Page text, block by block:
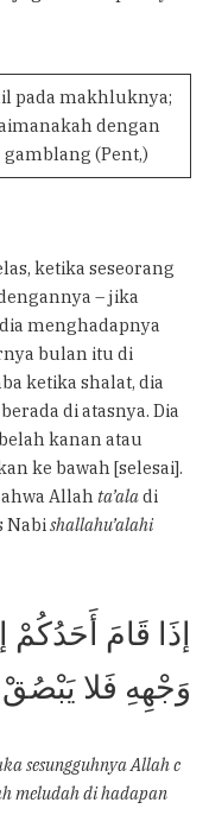
pada makhluknya;
dengan
(Pent,)
ketika seseorang
– jika
menghadapnya
bulan itu di
ketika shalat, dia
di atasnya. Dia
kanan atau
ke bawah [selesai].
Allah ta’aladi
Nabi shallahu’alahi
إذَا قَامَ أَحَدُكُمْ
وَجْهِهِ فَلا
sesungguhnya Allah c
meludah di hadapan